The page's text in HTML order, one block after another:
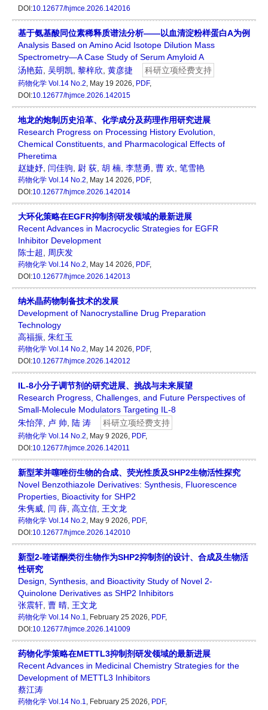
DOI:10.12677/hjmce.2026.142016
基于氨基酸同位素稀释质谱法分析——以血清淀粉样蛋白A为例
Analysis Based on Amino Acid Isotope Dilution Mass
Spectrometry—A Case Study of Serum Amyloid A
汤艳茹 吴明凯 黎梓欣 黄彦捷 科研立项经费支持
药物化学 Vol.14 No.2, May 19 2026, PDF,
DOI:10.12677/hjmce.2026.142015
地龙的炮制历史沿革、化学成分及药理作用研究进展
Research Progress on Processing History Evolution,
Chemical Constituents, and Pharmacological Effects of
Pheretima
赵婕妤 闫佳驹 尉 荻 胡 楠 李慧勇 曹 欢 笔雪艳
药物化学 Vol.14 No.2, May 14 2026, PDF,
DOI:10.12677/hjmce.2026.142014
大环化策略在EGFR抑制剂研发领域的最新进展
Recent Advances in Macrocyclic Strategies for EGFR
Inhibitor Development
陈士超
周庆发
药物化学 Vol.14 No.2, May 14 2026, PDF,
DOI:10.12677/hjmce.2026.142013
纳米晶药物制备技术的发展
Development of Nanocrystalline Drug Preparation
Technology
高福振 朱红玉
药物化学 Vol.14 No.2, May 14 2026, PDF,
DOI:10.12677/hjmce.2026.142012
IL-8小分子调节剂的研究进展、挑战与未来展望
Research Progress, Challenges, and Future Perspectives of
Small-Molecule Modulators Targeting IL-8
朱怡萍
卢 帅 陆 涛 科研立项经费支持
药物化学 Vol.14 No.2, May 9 2026, PDF,
DOI:10.12677/hjmce.2026.142011
新型苯并噻唑衍生物的合成、荧光性质及SHP2生物活性探究
Novel Benzothiazole Derivatives: Synthesis, Fluorescence
Properties, Bioactivity for SHP2
朱隽威 闫 薛 高立信 王文龙
药物化学 Vol.14 No.2, May 9 2026, PDF,
DOI:10.12677/hjmce.2026.142010
新型2-喹诺酮类衍生物作为SHP2抑制剂的设计、合成及生物活
性研究
Design, Synthesis, and Bioactivity Study of Novel 2-
Quinolone Derivatives as SHP2 Inhibitors
张震轩 曹 晴 王文龙
药物化学 Vol.14 No.1, February 25 2026, PDF,
DOI:10.12677/hjmce.2026.141009
药物化学策略在METTL3抑制剂研发领域的最新进展
Recent Advances in Medicinal Chemistry Strategies for the
Development of METTL3 Inhibitors
蔡江涛
药物化学 Vol.14 No.1, February 25 2026, PDF,